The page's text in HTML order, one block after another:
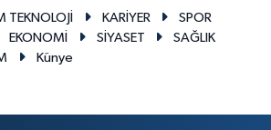
TEKNOLOJİ KARİYER
SPOR
EKONOMİ SİYASET
SAĞLIK
Künye